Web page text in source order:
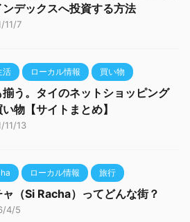
ンデックスへ投資する方法
11/7
活 ローカル情報 買い物
う。タイのネットショッピング
物【サイトまとめ】
11/13
ローカル情報 旅行
ャ（Si Racha）ってどんな街？
4/5